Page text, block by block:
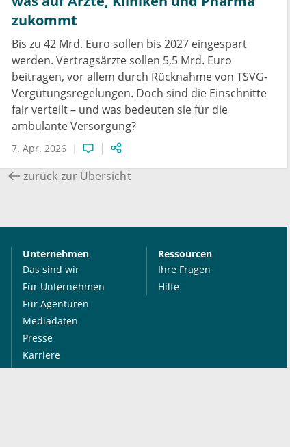
zukommt
Bis zu 42 Mrd. Euro sollen bis 2027 eingespart
werden. Vertragsärzte sollen 5,5 Mrd. Euro
beitragen, vor allem durch Rücknahme von TSVG-
Vergütungsregelungen. Doch sind die Einschnitte
fair verteilt – und was bedeuten sie für die
ambulante Versorgung?
7. Apr. 2026
zurück zur Übersicht
Unternehmen
Das sind wir
Für Unternehmen
Für Agenturen
Mediadaten
Presse
Karriere
Ressourcen
Ihre Fragen
Hilfe